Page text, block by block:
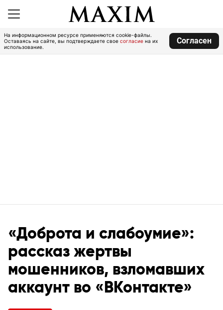
На информационном ресурсе применяются cookie-файлы.
Оставаясь на сайте, вы подтверждаете свое согласие на их
использование.
Согласен
«Доброта и слабоумие»:
рассказ жертвы
мошенников, взломавших
аккаунт во «ВКонтакте»